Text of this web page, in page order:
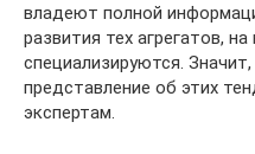
владеют полной
развития тех агрегатов,
специализируются.
представление об этих
экспертам.